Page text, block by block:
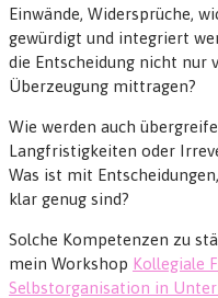
Einwände, Widersprüche,
gewürdigt und integriert
die Entscheidung nicht nur
Überzeugung mittragen?
Wie werden auch
Langfristigkeiten oder
Was ist mit
klar genug sind?
Solche Kompetenzen zu
mein Workshop Kollegiale
Selbstorganisation in